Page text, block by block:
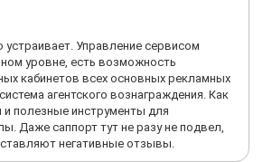
Управление сервисом
уровне, есть возможность
кабинетов всех основных рекламных
агентского вознаграждения. Как
и полезные инструменты для
Даже саппорт тут не разу не подвел,
негативные отзывы.